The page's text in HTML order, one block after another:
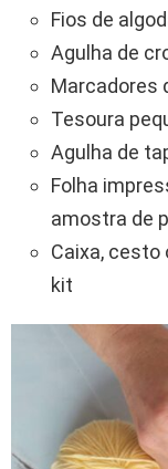
Fios de
Agulha de
Marcadores
Tesoura
Agulha de
Folha
amostra de
Caixa, cesto
kit